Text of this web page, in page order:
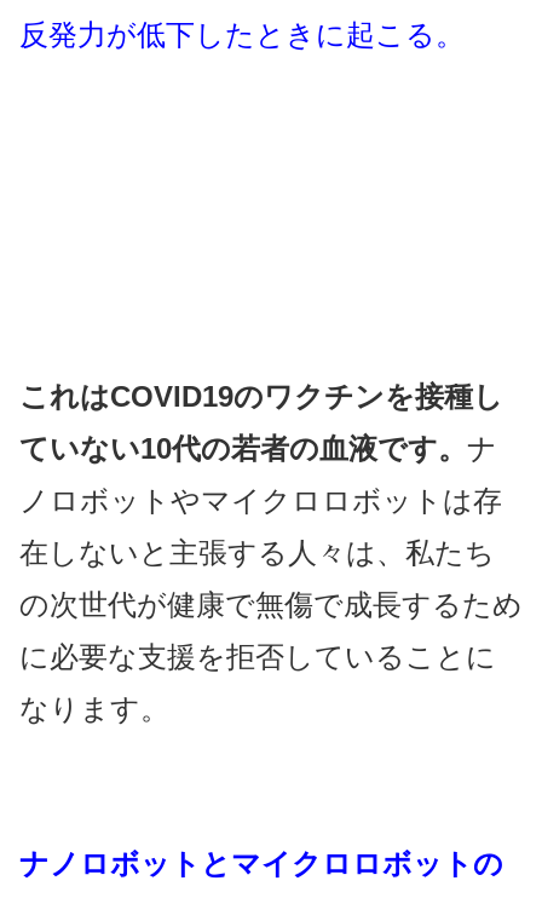
反発力が低下したときに起こる。
これはCOVID19のワクチンを接種し
ていない10代の若者の血液です。 ナ
ノロボットやマイクロロボットは存
在しないと主張する人々は、私たち
の次世代が健康で無傷で成長するため
に必要な支援を拒否していることに
なります。
ナノロボットとマイクロロボットの